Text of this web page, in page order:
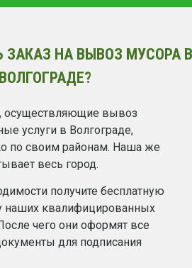
НА ВЫВОЗ МУСОРА В
ВОЛГОГРАДЕ?
вывоз
услуги в Волгограде,
по своим районам. Наша же
весь город.
получите бесплатную
наших квалифицированных
чего они оформят все
для подписания